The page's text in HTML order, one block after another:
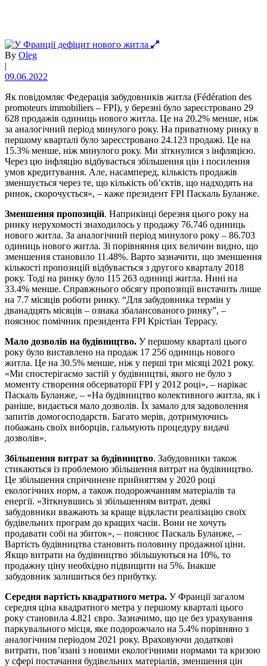
By Oleg
|
09.06.2022
Як повідомляє Федерація забудовників житла (Fédération des
promoteurs immobiliers – FPI), у березні було зареєстровано 29
628 продажів одиниць нового житла. Це на 20.2% менше, ніж
за аналогічний період минулого року. На приватному ринку в
першому кварталі було зареєстровано 24.123 продажі. Це на
15.3% менше, ніж минулого року. Ми зіткнулися з інфляцією.
Через цю інфляцію відбувається збільшення цін і посилення
умов кредитування. Але, насамперед, кількість продажів
зменшується через те, що кількість об’єктів, що надходять на
ринок, скорочується», – каже президент FPI Паскаль Буланже.
Зменшення пропозицій. Наприкінці березня цього року на
ринку нерухомості знаходилось у продажу 76.746 одиниць
нового житла. За аналогічний період минулого року – 86.703
одиниць нового житла. Зі порівняння цих величин видно, що
зменшення становило 11.48%. Варто зазначити, що зменшення
кількості пропозицій відбувається з другого кварталу 2018
року. Тоді на ринку було 115 263 одиниці житла. Нині на
33.4% менше. Справжнього обсягу пропозиції вистачить лише
на 7.7 ​​місяців роботи ринку. “Для забудовника термін у
дванадцять місяців – ознака збалансованого ринку”, –
пояснює помічник президента FPI Крістіан Террасу.
Мало дозволів на будівництво. У першому кварталі цього
року було виставлено на продаж 17 256 одиниць нового
житла. Це на 30.5% менше, ніж у перші три місяці 2021 року.
«Ми спостерігаємо застій у будівництві, якого не було з
моменту створення обсерваторії FPI у 2012 році», – нарікає
Паскаль Буланже, – «На будівництво колективного житла, як і
раніше, видається мало дозволів. Їх замало для задоволення
запитів домогосподарств. Багато мерів, дотримуючись
побажань своїх виборців, гальмують процедуру видачі
дозволів».
Збільшення витрат за будівництво. Забудовники також
стикаються із проблемою збільшення витрат на будівництво.
Це збільшення спричинене прийняттям у 2020 році
екологічних норм, а також подорожчанням матеріалів та
енергії. «Зіткнувшись зі збільшенням витрат, деякі
забудовники вважають за краще відкласти реалізацію своїх
будівельних програм до кращих часів. Вони не хочуть
продавати собі на збиток», – пояснює Паскаль Буланже, –
Вартість будівництва становить половину продажної ціни.
Якщо витрати на будівництво збільшуються на 10%, то
продажну ціну необхідно підвищити на 5%. Інакше
забудовник залишиться без прибутку.
Середня вартість квадратного метра. У Франції загалом
середня ціна квадратного метра у першому кварталі цього
року становила 4.821 євро. Зазначимо, що це без урахування
паркувального місця, яке подорожчало на 5.4% порівняно з
аналогічним періодом 2021 року. Враховуючи додаткові
витрати, пов’язані з новими екологічними нормами та кризою
у сфері постачання будівельних матеріалів, зменшення цін